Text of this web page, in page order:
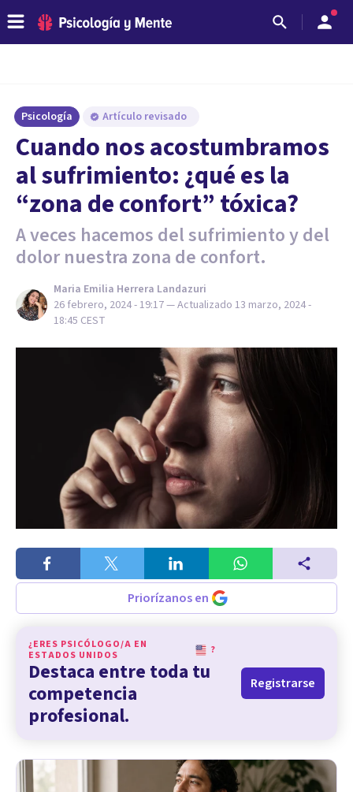
Psicología Artículo revisado
Cuando nos acostumbramos
al sufrimiento: ¿qué es la
“zona de confort” tóxica?
A veces hacemos del sufrimiento y del
dolor nuestra zona de confort.
Maria Emilia Herrera Landazuri
26 febrero, 2024 - 19:17— Actualizado 13 marzo, 2024 -
18:45 CEST
Priorízanos en
¿ERES PSICÓLOGO/A EN
ESTADOS UNIDOS
?
Destaca entre toda tu
competencia
profesional.
Registrarse